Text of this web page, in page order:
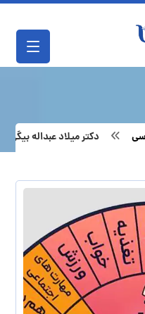
دکتر میلاد عبداله بیگی